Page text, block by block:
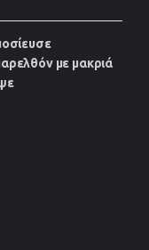
με μακριά